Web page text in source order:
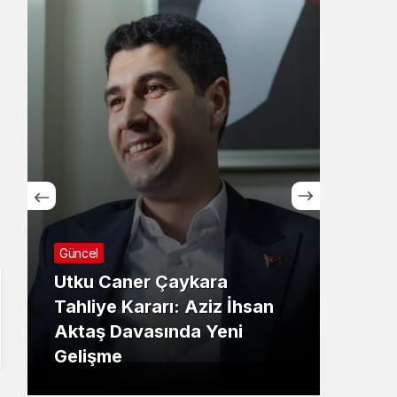
Güncel
Utku Caner Çaykara
Tahliye Kararı: Aziz İhsan
Aktaş Davasında Yeni
Gelişme